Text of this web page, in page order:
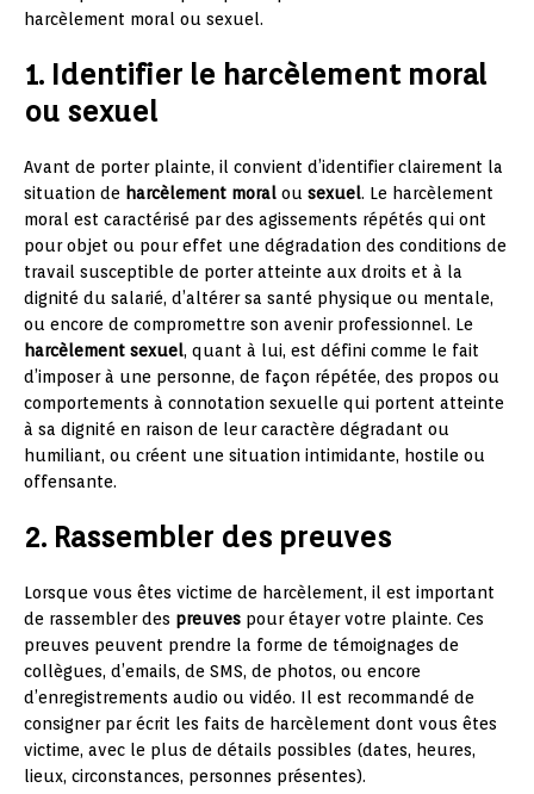
harcèlement moral ou sexuel.
1. Identifier le harcèlement moral
ou sexuel
Avant de porter plainte, il convient d’identifier clairement la
situation de harcèlement moral ou sexuel. Le harcèlement
moral est caractérisé par des agissements répétés qui ont
pour objet ou pour effet une dégradation des conditions de
travail susceptible de porter atteinte aux droits et à la
dignité du salarié, d’altérer sa santé physique ou mentale,
ou encore de compromettre son avenir professionnel. Le
harcèlement sexuel, quant à lui, est défini comme le fait
d’imposer à une personne, de façon répétée, des propos ou
comportements à connotation sexuelle qui portent atteinte
à sa dignité en raison de leur caractère dégradant ou
humiliant, ou créent une situation intimidante, hostile ou
offensante.
2. Rassembler des preuves
Lorsque vous êtes victime de harcèlement, il est important
de rassembler des preuves pour étayer votre plainte. Ces
preuves peuvent prendre la forme de témoignages de
collègues, d’emails, de SMS, de photos, ou encore
d’enregistrements audio ou vidéo. Il est recommandé de
consigner par écrit les faits de harcèlement dont vous êtes
victime, avec le plus de détails possibles (dates, heures,
lieux, circonstances, personnes présentes).